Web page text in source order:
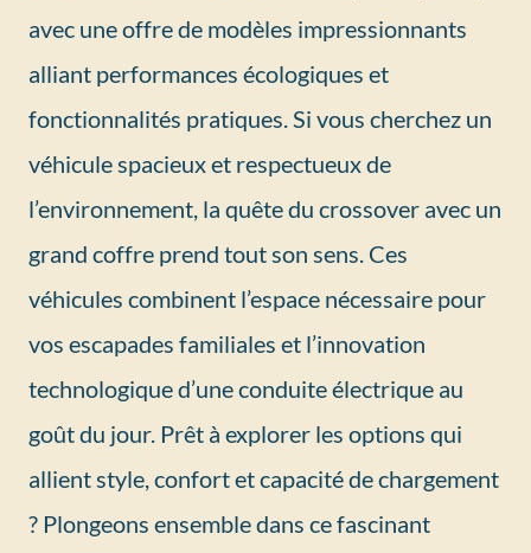
avec une offre de modèles impressionnants
alliant performances écologiques et
fonctionnalités pratiques. Si vous cherchez un
véhicule spacieux et respectueux de
l’environnement, la quête du crossover avec un
grand coffre prend tout son sens. Ces
véhicules combinent l’espace nécessaire pour
vos escapades familiales et l’innovation
technologique d’une conduite électrique au
goût du jour. Prêt à explorer les options qui
allient style, confort et capacité de chargement
? Plongeons ensemble dans ce fascinant